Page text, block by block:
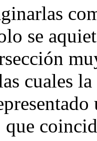
se
cuales
que